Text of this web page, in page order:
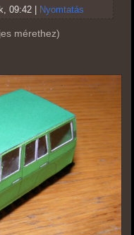
09:42 Nyomtatás
mérethez)